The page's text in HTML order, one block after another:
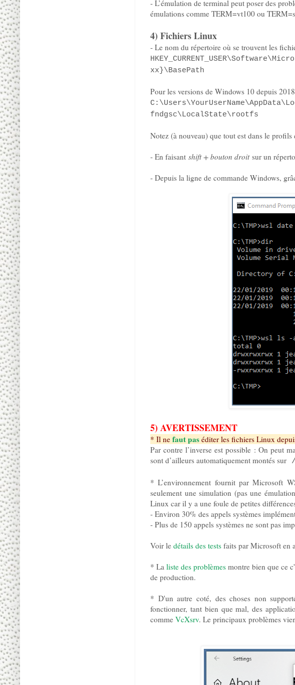
- L’émulation de terminal peut poser des
émulations comme TERM=vt100 ou
4) Fichiers Linux
- Le nom du répertoire où se trouvent les
xx}\BasePath
Pour les versions de Windows 10 depuis
fndgsc\LocalState\rootfs
Notez (à nouveau) que tout est dans le
- En faisant shift + bouton droitsur un
- Depuis la ligne de commande Windows,
5) AVERTISSEMENT
* Il ne faut pas éditer les fichiers Linux
Par contre l’inverse est possible : On peut
sont d’ailleurs automatiquement montés sur
* L’environnement fournit par Microsoft
seulement une simulation (pas une
Linux car il y a une foule de petites
- Environ 30% des appels systèmes
- Plus de 150 appels systèmes ne sont pas
Voir le détails des tests faits par Microsoft en
* La liste des problèmes montre bien que ce
de production.
* D'un autre coté, des choses non
fonctionner, tant bien que mal, des
comme VcXsrv. Le principaux problèmes